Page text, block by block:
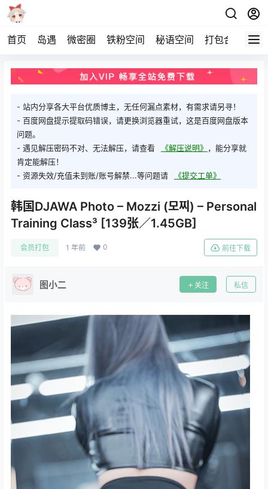
首页 岛遇 微密圈 铁粉空间 秘语空间 打包合集 关
- 站内分享各大平台优质博主，无任何漏点素材，有需求请另寻！
- 百度网盘提示提取码错误，请更换浏览器重试，这是百度网盘版本
问题。
- 遇见解压密码不对、无法解压，请查看
《解压说明》 ，能分享就
肯定能解压！
- 资源失效/充值未到账/账号解禁...等问题请
《提交工单》
韩国DJAWA Photo – Mozzi (모찌) – Personal
Training Class³ [139张／1.45GB]
会员打包 1 年前 0 前往下载
图小二 关注 私信